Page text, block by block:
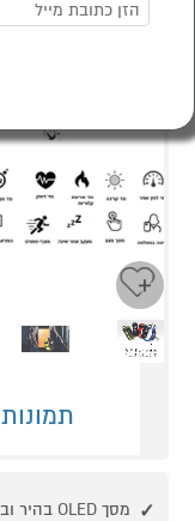
תמונות
מסך OLED בהיר וברור